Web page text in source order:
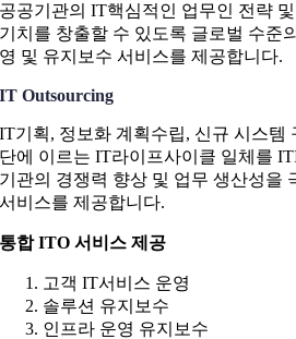
공공기관의 IT핵심적인 업무인 전략
기치를 창출할 수 있도록 글로벌 수준
영 및 유지보수 서비스를 제공합니다.
IT Outsourcing
IT기획, 정보화 계획수립, 신규 시스템
단에 이르는 IT라이프사이클 일체를
기관의 경쟁력 향상 및 업무 생산성을
서비스를 제공합니다.
통합 ITO 서비스 제공
고객 IT서비스 운영
솔루션 유지보수
인프라 운영 유지보수